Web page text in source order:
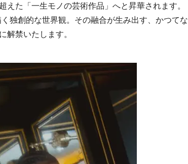
た「一生モノの芸術作品」へと昇華されます。
独創的な世界観。その融合が生み出す、かつてな
解禁いたします。